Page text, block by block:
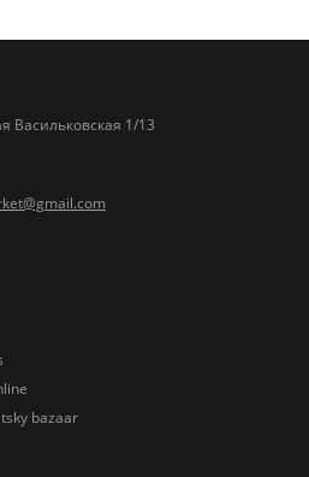
Васильковская 1/13
bazaar